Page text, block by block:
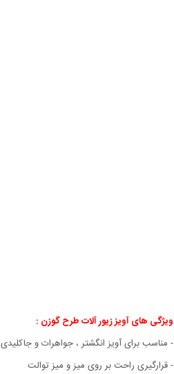
ویژگی های آویز زیور آلات طرح گوزن :
- مناسب برای آویز انگشتر ، جواهرات و جاکلیدی
- قرارگیری راحت بر روی میز و میز توالت